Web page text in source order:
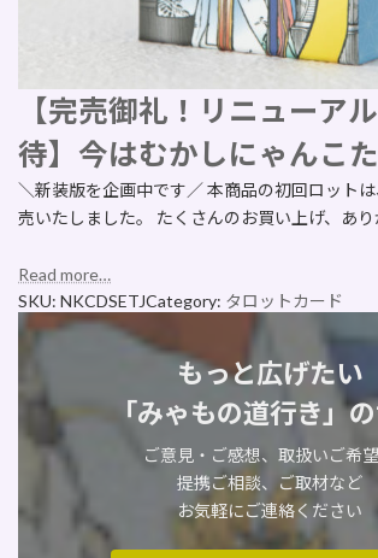
【完売御礼！リニューア
待】今はむかしにゃんこ
＼新装版を企画中です／ 本商品の初回ロット
売いたしました。 たくさんのお買い上げ、あ
Read more…
SKU: NKCDSETJCategory: タロットカード
もっと広げたい
「みゃもの道行き」
ご意見・ご感想、取扱いご希望
提携ご相談、ご取材など
お気軽にご連絡ください